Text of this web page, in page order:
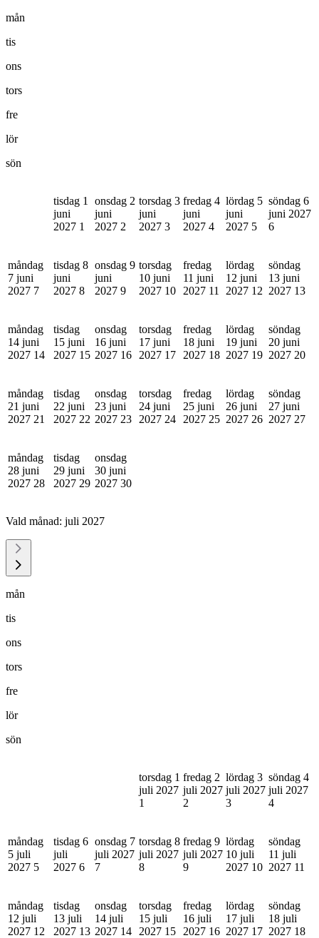
mån
tis
ons
tors
fre
lör
sön
tisdag 1
juni
2027 1
onsdag 2
juni
2027 2
torsdag 3
juni
2027 3
fredag 4
juni
2027 4
lördag 5
juni
2027 5
söndag 6
juni 2027
6
måndag
7 juni
2027 7
tisdag 8
juni
2027 8
onsdag 9
juni
2027 9
torsdag
10 juni
2027 10
fredag
11 juni
2027 11
lördag
12 juni
2027 12
söndag
13 juni
2027 13
måndag
14 juni
2027 14
tisdag
15 juni
2027 15
onsdag
16 juni
2027 16
torsdag
17 juni
2027 17
fredag
18 juni
2027 18
lördag
19 juni
2027 19
söndag
20 juni
2027 20
måndag
21 juni
2027 21
tisdag
22 juni
2027 22
onsdag
23 juni
2027 23
torsdag
24 juni
2027 24
fredag
25 juni
2027 25
lördag
26 juni
2027 26
söndag
27 juni
2027 27
måndag
28 juni
2027 28
tisdag
29 juni
2027 29
onsdag
30 juni
2027 30
Vald månad: juli 2027
mån
tis
ons
tors
fre
lör
sön
torsdag 1
juli 2027
1
fredag 2
juli 2027
2
lördag 3
juli 2027
3
söndag 4
juli 2027
4
måndag
5 juli
2027 5
tisdag 6
juli
2027 6
onsdag 7
juli 2027
7
torsdag 8
juli 2027
8
fredag 9
juli 2027
9
lördag
10 juli
2027 10
söndag
11 juli
2027 11
måndag
12 juli
2027 12
tisdag
13 juli
2027 13
onsdag
14 juli
2027 14
torsdag
15 juli
2027 15
fredag
16 juli
2027 16
lördag
17 juli
2027 17
söndag
18 juli
2027 18